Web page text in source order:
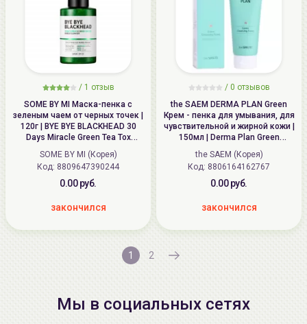
/ 1 отзыв
SOME BY MI Маска-пенка с
зеленым чаем от черных точек |
120г | BYE BYE BLACKHEAD 30
Days Miracle Green Tea Tox
Bubble Cleanser
SOME BY MI (Корея)
Код: 8809647390244
0.00 руб.
закончился
/ 0 отзывов
the SAEM DERMA PLAN Green
Крем - пенка для умывания, для
чувствительной и жирной кожи |
150мл | Derma Plan Green
Cleansing Foam
the SAEM (Корея)
Код: 8806164162767
0.00 руб.
закончился
1 2
Мы в социальных сетях